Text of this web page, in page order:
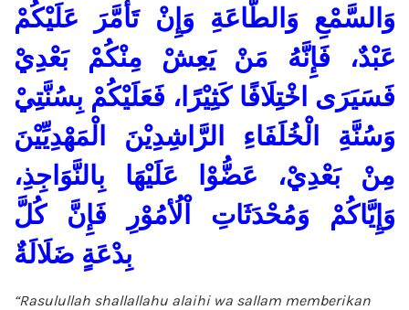
وَالسَّمْعِ وَالطَّاعَةِ وَإِنْ تَأَمَّرَ عَلَيْكُمْ
عَبْدٌ، فَإِنَّهُ مَنْ يَعِشْ مِنْكُمْ بَعْدِيْ
فَسَيَرَى اخْتِلَافًا كَثِيْرًا، فَعَلَيْكُمْ بِسُنَّتِيْ
وَسُنَّةِ الْخُلَفَاءِ الرَّاشِدِيْنَ الْمَهْدِيِّيْنَ
مِنْ بَعْدِيْ، عَضُّوْا عَلَيْهَا بِالنَّوَاجِذِ،
وَإِيَّاكُمْ وَمُحْدَثَاتِ اْلُأمُوْرِ فَإِنَّ كُلَّ
بِدْعَةٍ ضَلَالَةٌ
“Rasulullah shallallahu alaihi wa sallam memberikan